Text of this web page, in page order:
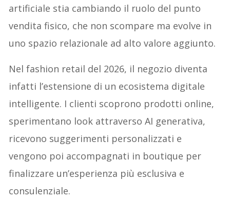
artificiale stia cambiando il ruolo del punto
vendita fisico, che non scompare ma evolve in
uno spazio relazionale ad alto valore aggiunto.
Nel fashion retail del 2026, il negozio diventa
infatti l’estensione di un ecosistema digitale
intelligente. I clienti scoprono prodotti online,
sperimentano look attraverso AI generativa,
ricevono suggerimenti personalizzati e
vengono poi accompagnati in boutique per
finalizzare un’esperienza più esclusiva e
consulenziale.